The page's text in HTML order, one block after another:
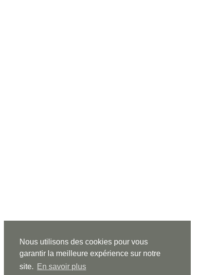
Nous utilisons des cookies pour vous
garantir la meilleure expérience sur notre
site.
En savoir plus